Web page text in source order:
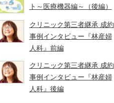
ト～医療機器編～（後編）
クリニック第三者継承 成約
事例インタビュー『林産婦
人科』前編
クリニック第三者継承 成約
事例インタビュー『林産婦
人科』後編